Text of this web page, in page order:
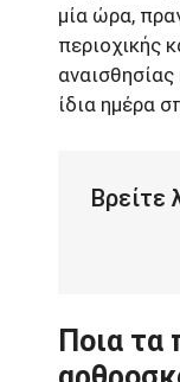
μία ώρα,
περιοχικής
ίδια ημέρα
Βρείτε
Ποια τα